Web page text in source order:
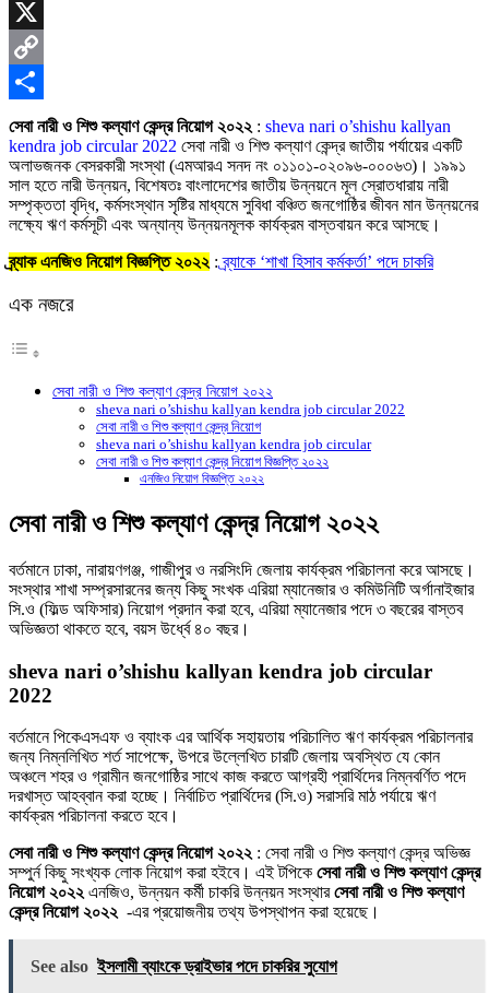
Skype
X
Copy
Link
Share
সেবা নারী ও শিশু কল্যাণ কেন্দ্র নিয়োগ ২০২২ : sheva nari o’shishu kallyan
kendra job circular 2022 সেবা নারী ও শিশু কল্যাণ কেন্দ্র জাতীয় পর্যায়ের একটি
অলাভজনক বেসরকারী সংস্থা (এমআরএ সনদ নং ০১১০১-০২০৯৬-০০০৬৩)। ১৯৯১
সাল হতে নারী উন্নয়ন, বিশেষতঃ বাংলাদেশের জাতীয় উন্নয়নে মূল স্রোতধারায় নারী
সম্পৃক্ততা বৃদ্ধি, কর্মসংস্থান সৃষ্টির মাধ্যমে সুবিধা বঞ্চিত জনগােষ্ঠির জীবন মান উন্নয়নের
লক্ষ্যে ঋণ কর্মসূচী এবং অন্যান্য উন্নয়নমূলক কার্যক্রম বাস্তবায়ন করে আসছে।
ব্র্যাক এনজিও নিয়োগ বিজ্ঞপ্তি ২০২২ :ব্র্যাকে ‘শাখা হিসাব কর্মকর্তা’ পদে চাকরি
এক নজরে
সেবা নারী ও শিশু কল্যাণ কেন্দ্র নিয়োগ ২০২২
sheva nari o’shishu kallyan kendra job circular 2022
সেবা নারী ও শিশু কল্যাণ কেন্দ্র নিয়োগ
sheva nari o’shishu kallyan kendra job circular
সেবা নারী ও শিশু কল্যাণ কেন্দ্র নিয়োগ বিজ্ঞপ্তি ২০২২
এনজিও নিয়োগ বিজ্ঞপ্তি ২০২২
সেবা নারী ও শিশু কল্যাণ কেন্দ্র নিয়োগ ২০২২
বর্তমানে ঢাকা, নারায়ণগঞ্জ, গাজীপুর ও নরসিংদি জেলায় কার্যক্রম পরিচালনা করে আসছে।
সংস্থার শাখা সম্প্রসারনের জন্য কিছু সংখক এরিয়া ম্যানেজার ও কমিউনিটি অর্গানাইজার
সি.ও (ফিল্ড অফিসার) নিয়ােগ প্রদান করা হবে, এরিয়া ম্যানেজার পদে ৩ বছরের বাস্তব
অভিজ্ঞতা থাকতে হবে, বয়স উর্ধ্বে ৪০ বছর।
sheva nari o’shishu kallyan kendra job circular
2022
বর্তমানে পিকেএসএফ ও ব্যাংক এর আর্থিক সহায়তায় পরিচালিত ঋণ কার্যক্রম পরিচালনার
জন্য নিম্নলিখিত শর্ত সাপেক্ষে, উপরে উল্লেখিত চারটি জেলায় অবস্থিত যে কোন
অঞ্চলে শহর ও গ্রামীন জনগােষ্ঠির সাথে কাজ করতে আগ্রহী প্রার্থিদের নিম্নবর্ণিত পদে
দরখাস্ত আহব্বান করা হচ্ছে। নির্বাচিত প্রার্থিদের (সি.ও) সরাসরি মাঠ পর্যায়ে ঋণ
কার্যক্রম পরিচালনা করতে হবে।
সেবা নারী ও শিশু কল্যাণ কেন্দ্র নিয়োগ ২০২২ : সেবা নারী ও শিশু কল্যাণ কেন্দ্র অভিজ্ঞ
সম্পুর্ন কিছু সংখ্যক লোক নিয়োগ করা হইবে। এই টপিকে সেবা নারী ও শিশু কল্যাণ কেন্দ্র
নিয়োগ ২০২২ এনজিও, উন্নয়ন কর্মী চাকরি উন্নয়ন সংস্থারসেবা নারী ও শিশু কল্যাণ
কেন্দ্র নিয়োগ ২০২২ -এর প্রয়োজনীয় তথ্য উপস্থাপন করা হয়েছে।
See also ইসলামী ব্যাংকে ড্রাইভার পদে চাকরির সুযোগ